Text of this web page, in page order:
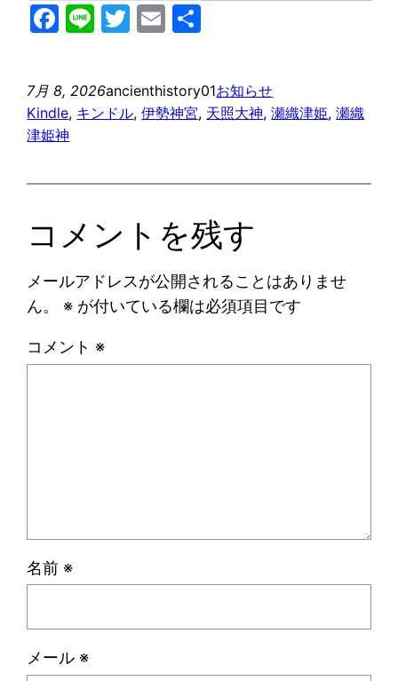
Facebook
LineTwitter
Email
7月 8, 2026ancienthistory01お知らせ
Kindle, キンドル, 伊勢神宮, 天照大神, 瀬織津姫, 瀬織
津姫神
コメントを残す
メールアドレスが公開されることはありませ
ん。
※ が付いている欄は必須項目です
コメント ※
名前 ※
メール ※